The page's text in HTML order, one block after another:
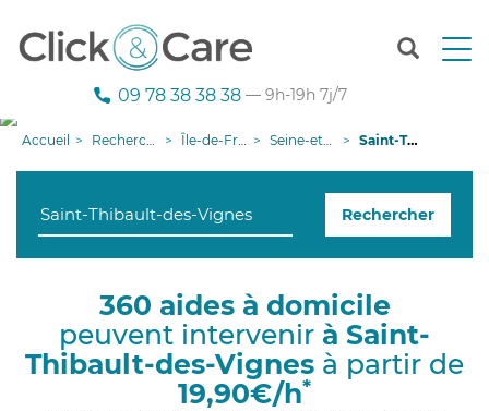
T
n
g
n
09 78 38 38 38 — 9h-19h 7j/7
Accueil Recherche aide à domicile Île-de-France Seine-et-Marne Saint-Thibault-des-Vignes
Rechercher
360 aides à domicile
peuvent intervenir à Saint-
Thibault-des-Vignes à partir de
19,90€/h*